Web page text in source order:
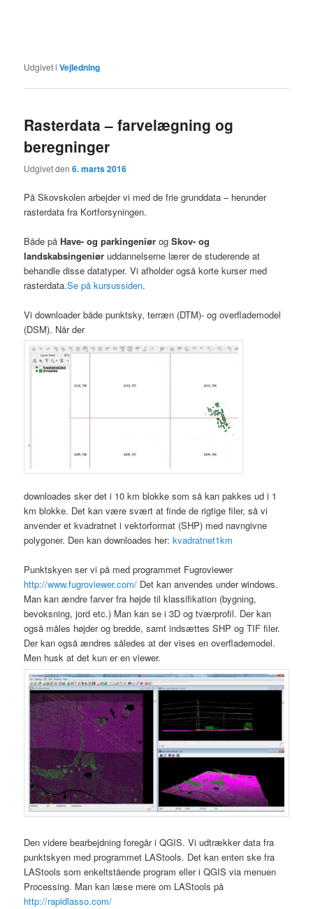
Udgivet i Vejledning
Rasterdata – farvelægning og
beregninger
Udgivet den6. marts 2016
På Skovskolen arbejder vi med de frie grunddata – herunder
rasterdata fra Kortforsyningen.
Både påHave- og parkingeniør ogSkov- og
landskabsingeniør uddannelserne lærer de studerende at
behandle disse datatyper. Vi afholder også korte kurser med
rasterdata.Se på kursussiden.
Vi downloader både punktsky, terræn (DTM)- og overflademodel
(DSM). Når der
downloades sker det i 10 km blokke som så kan pakkes ud i 1
km blokke. Det kan være svært at finde de rigtige filer, så vi
anvender et kvadratnet i vektorformat (SHP) med navngivne
polygoner. Den kan downloades her:kvadratnet1km
Punktskyen ser vi på med programmet Fugroviewer
http://www.fugroviewer.com/ Det kan anvendes under windows.
Man kan ændre farver fra højde til klassifikation (bygning,
bevoksning, jord etc.) Man kan se i 3D og tværprofil. Der kan
også måles højder og bredde, samt indsættes SHP og TIF filer.
Der kan også ændres således at der vises en overflademodel.
Men husk at det kun er en viewer.
Den videre bearbejdning foregår i QGIS. Vi udtrækker data fra
punktskyen med programmet LAStools. Det kan enten ske fra
LAStools som enkeltstående program eller i QGIS via menuen
Processing. Man kan læse mere om LAStools på
http://rapidlasso.com/